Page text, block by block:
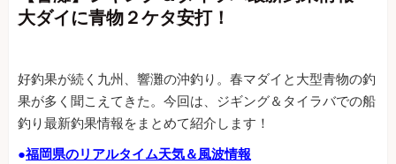
大ダイに青物２ケタ安打！
好釣果が続く九州、響灘の沖釣り。春マダイと大型青物の釣
果が多く聞こえてきた。今回は、ジギング＆タイラバでの船
釣り最新釣果情報をまとめて紹介します！
●福岡県のリアルタイム天気＆風波情報